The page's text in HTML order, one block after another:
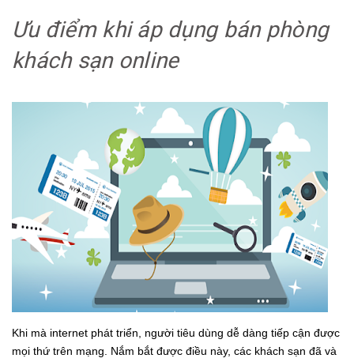
Ưu điểm khi áp dụng bán phòng
khách sạn online
Khi mà internet phát triển, người tiêu dùng dễ dàng tiếp cận được
mọi thứ trên mạng. Nắm bắt được điều này, các khách sạn đã và